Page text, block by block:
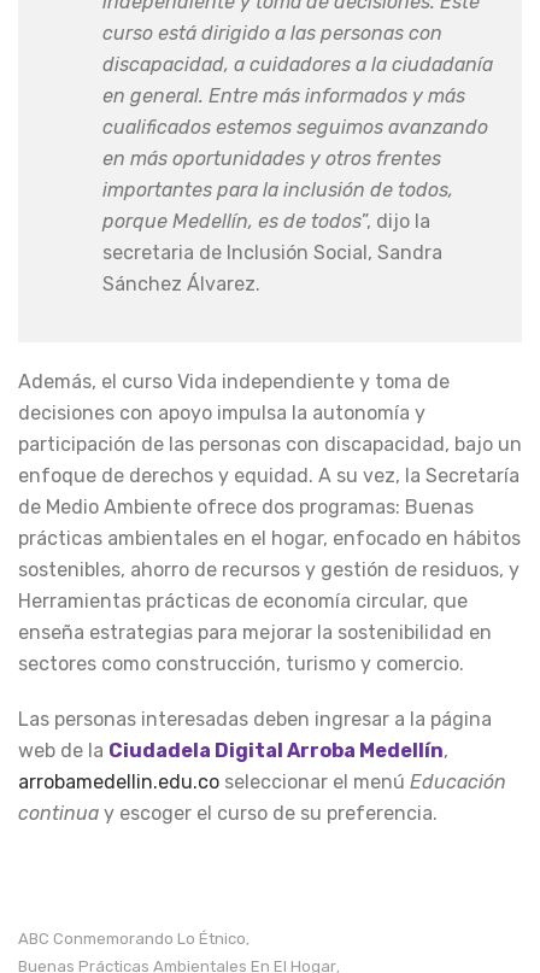
curso está dirigido a las personas con
discapacidad, a cuidadores a la ciudadanía
en general. Entre más informados y más
cualificados estemos seguimos avanzando
en más oportunidades y otros frentes
importantes para la inclusión de todos,
porque Medellín, es de todos”, dijo la
secretaria de Inclusión Social, Sandra
Sánchez Álvarez.
Además, el curso Vida independiente y toma de
decisiones con apoyo impulsa la autonomía y
participación de las personas con discapacidad, bajo un
enfoque de derechos y equidad. A su vez, la Secretaría
de Medio Ambiente ofrece dos programas: Buenas
prácticas ambientales en el hogar, enfocado en hábitos
sostenibles, ahorro de recursos y gestión de residuos, y
Herramientas prácticas de economía circular, que
enseña estrategias para mejorar la sostenibilidad en
sectores como construcción, turismo y comercio.
Las personas interesadas deben ingresar a la página
web de la Ciudadela Digital Arroba Medellín,
arrobamedellin.edu.co seleccionar el menú Educación
continua y escoger el curso de su preferencia.
ABC Conmemorando Lo Étnico,
Buenas Prácticas Ambientales En El Hogar,